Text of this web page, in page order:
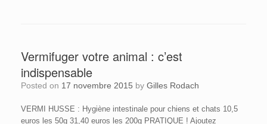
Vermifuger votre animal : c’est
indispensable
Posted on 17 novembre 2015 by Gilles Rodach
VERMI HUSSE : Hygiène intestinale pour chiens et chats 10,5
euros les 50g 31,40 euros les 200g PRATIQUE ! Ajoutez